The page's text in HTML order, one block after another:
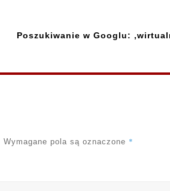
Next
:
Poszukiwanie w Googlu:
Wymagane pola są oznaczone *